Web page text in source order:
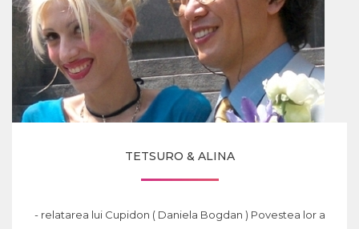
TETSURO & ALINA
- relatarea lui Cupidon ( Daniela Bogdan ) Povestea lor a